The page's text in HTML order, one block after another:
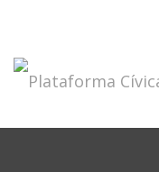
contenido